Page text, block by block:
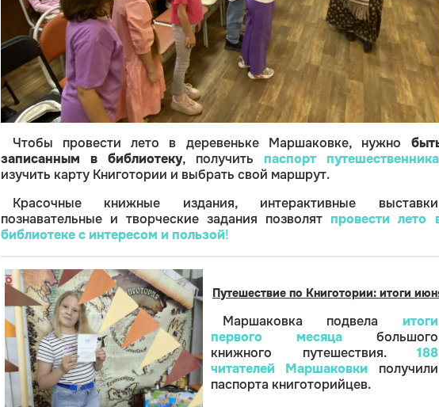
Чтобы провести лето в деревеньке Маршаковке, нужно
записанным в библиотеку, получить паспорт путешественника
изучить карту Книготории и выбрать свой маршрут.
Красочные книжные издания, интерактивные
познавательные и творческие задания позволят провести лето
библиотеке с интересом и пользой!
Путешествие по Книготории: итоги
Маршаковка подвела итоги
первого месяцабольшого
книжного путешествия. 188
читателей Маршаковки получили
паспорта книготорийцев.